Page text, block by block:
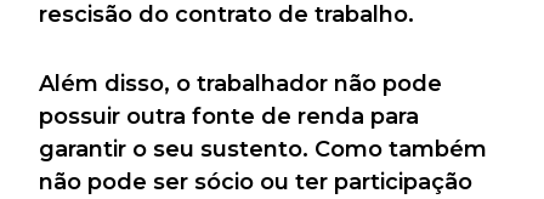
rescisão do contrato de trabalho.
Além disso, o trabalhador não pode
possuir outra fonte de renda para
garantir o seu sustento. Como também
não pode ser sócio ou ter participação